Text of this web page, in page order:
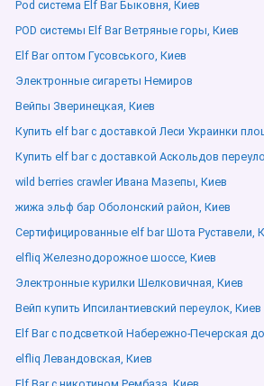
Pod система Elf Bar Быковня, Киев
POD системы Elf Bar Ветряные горы, Киев
Elf Bar оптом Гусовського, Киев
Электронные сигареты Немиров
Вейпы Зверинецкая, Киев
Купить elf bar с доставкой Леси Украинки
Купить elf bar с доставкой Аскольдов
wild berries crawler Ивана Мазепы, Киев
жижа эльф бар Оболонский район, Киев
Сертифицированные elf bar Шота Руставели,
elfliq Железнодорожное шоссе, Киев
Электронные курилки Шелковичная, Киев
Вейп купить Ипсилантиевский переулок, Киев
Elf Bar с подсветкой Набережно-Печерская
elfliq Левандовская, Киев